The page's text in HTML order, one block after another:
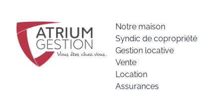
Notre maison
Syndic de copropriété
Gestion locative
Vente
Location
Assurances